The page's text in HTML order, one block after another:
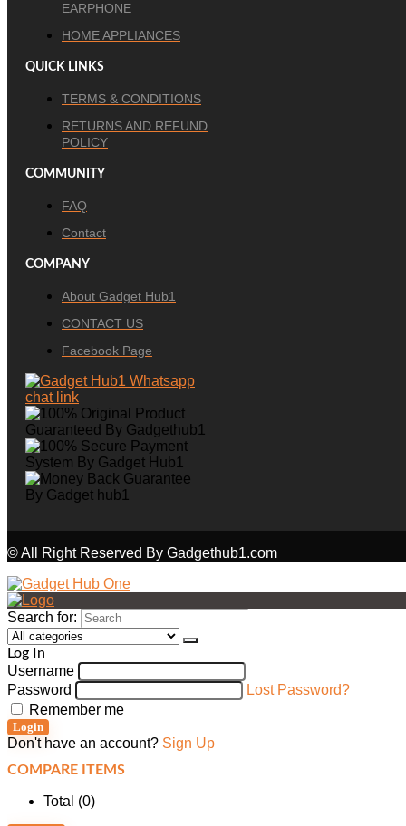
EARPHONE
HOME APPLIANCES
QUICK LINKS
TERMS & CONDITIONS
RETURNS AND REFUND
POLICY
COMMUNITY
FAQ
Contact
COMPANY
About Gadget Hub1
CONTACT US
Facebook Page
© All Right Reserved By Gadgethub1.com
Search for:
Log In
Username
Password
Lost Password?
Remember me
Login
Don't have an account? Sign Up
COMPARE ITEMS
Total (0)